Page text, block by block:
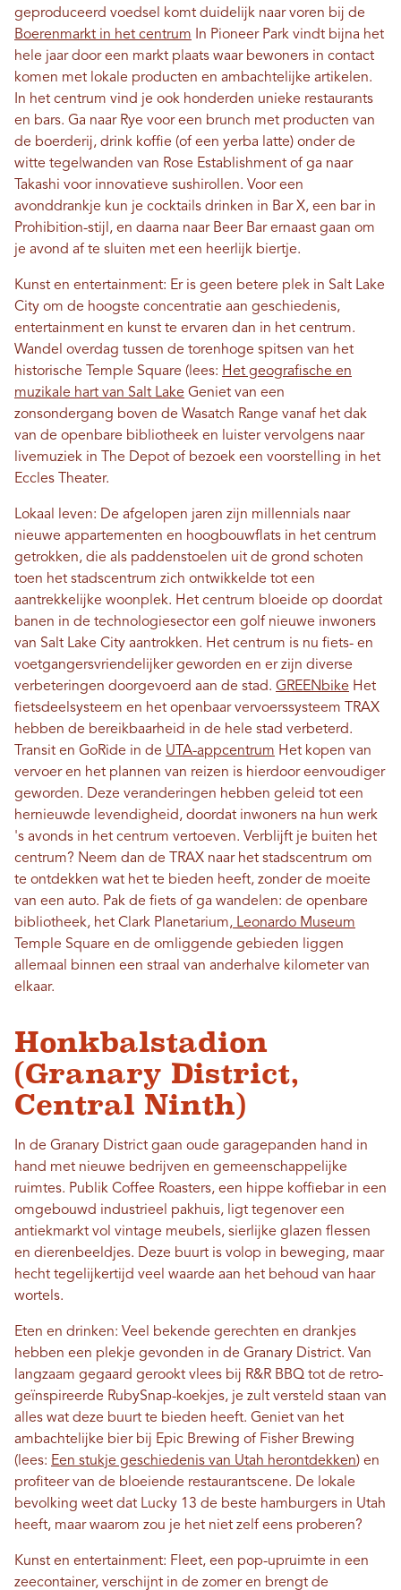
geproduceerd voedsel komt duidelijk naar voren bij de
Boerenmarkt in het centrum In Pioneer Park vindt bijna het
hele jaar door een markt plaats waar bewoners in contact
komen met lokale producten en ambachtelijke artikelen.
In het centrum vind je ook honderden unieke restaurants
en bars. Ga naar Rye voor een brunch met producten van
de boerderij, drink koffie (of een yerba latte) onder de
witte tegelwanden van Rose Establishment of ga naar
Takashi voor innovatieve sushirollen. Voor een
avonddrankje kun je cocktails drinken in Bar X, een bar in
Prohibition-stijl, en daarna naar Beer Bar ernaast gaan om
je avond af te sluiten met een heerlijk biertje.
Kunst en entertainment: Er is geen betere plek in Salt Lake
City om de hoogste concentratie aan geschiedenis,
entertainment en kunst te ervaren dan in het centrum.
Wandel overdag tussen de torenhoge spitsen van het
historische Temple Square (lees: Het geografische en
muzikale hart van Salt Lake Geniet van een
zonsondergang boven de Wasatch Range vanaf het dak
van de openbare bibliotheek en luister vervolgens naar
livemuziek in The Depot of bezoek een voorstelling in het
Eccles Theater.
Lokaal leven: De afgelopen jaren zijn millennials naar
nieuwe appartementen en hoogbouwflats in het centrum
getrokken, die als paddenstoelen uit de grond schoten
toen het stadscentrum zich ontwikkelde tot een
aantrekkelijke woonplek. Het centrum bloeide op doordat
banen in de technologiesector een golf nieuwe inwoners
van Salt Lake City aantrokken. Het centrum is nu fiets- en
voetgangersvriendelijker geworden en er zijn diverse
verbeteringen doorgevoerd aan de stad. GREENbike Het
fietsdeelsysteem en het openbaar vervoerssysteem TRAX
hebben de bereikbaarheid in de hele stad verbeterd.
Transit en GoRide in de UTA-appcentrum Het kopen van
vervoer en het plannen van reizen is hierdoor eenvoudiger
geworden. Deze veranderingen hebben geleid tot een
hernieuwde levendigheid, doordat inwoners na hun werk
's avonds in het centrum vertoeven. Verblijft je buiten het
centrum? Neem dan de TRAX naar het stadscentrum om
te ontdekken wat het te bieden heeft, zonder de moeite
van een auto. Pak de fiets of ga wandelen: de openbare
bibliotheek, het Clark Planetarium, Leonardo Museum
Temple Square en de omliggende gebieden liggen
allemaal binnen een straal van anderhalve kilometer van
elkaar.
Honkbalstadion
(Granary District,
Central Ninth)
In de Granary District gaan oude garagepanden hand in
hand met nieuwe bedrijven en gemeenschappelijke
ruimtes. Publik Coffee Roasters, een hippe koffiebar in een
omgebouwd industrieel pakhuis, ligt tegenover een
antiekmarkt vol vintage meubels, sierlijke glazen flessen
en dierenbeeldjes. Deze buurt is volop in beweging, maar
hecht tegelijkertijd veel waarde aan het behoud van haar
wortels.
Eten en drinken: Veel bekende gerechten en drankjes
hebben een plekje gevonden in de Granary District. Van
langzaam gegaard gerookt vlees bij R&R BBQ tot de retro-
geïnspireerde RubySnap-koekjes, je zult versteld staan ​​van
alles wat deze buurt te bieden heeft. Geniet van het
ambachtelijke bier bij Epic Brewing of Fisher Brewing
(lees: Een stukje geschiedenis van Utah herontdekken) en
profiteer van de bloeiende restaurantscene. De lokale
bevolking weet dat Lucky 13 de beste hamburgers in Utah
heeft, maar waarom zou je het niet zelf eens proberen?
Kunst en entertainment: Fleet, een pop-upruimte in een
zeecontainer, verschijnt in de zomer en brengt de